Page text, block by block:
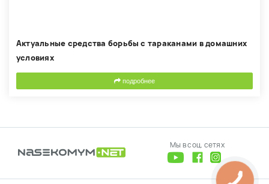
Актуальные средства борьбы с тараканами в домашних
условиях
подробнее
Мы в соц. сетях